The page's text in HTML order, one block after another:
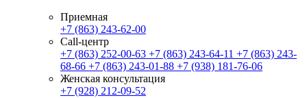
Приемная
+7 (863) 243-62-00
Call-центр
+7 (863) 252-00-63 +7 (863) 243-64-11 +7 (863) 243-
68-66 +7 (863) 243-01-88 +7 (938) 181-76-06
Женская консультация
+7 (928) 212-09-52